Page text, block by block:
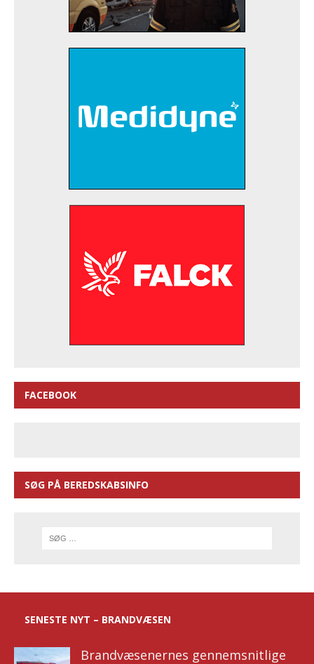
FACEBOOK
SØG PÅ BEREDSKABSINFO
SENESTE NYT – BRANDVÆSEN
Brandvæsenernes gennemsnitlige